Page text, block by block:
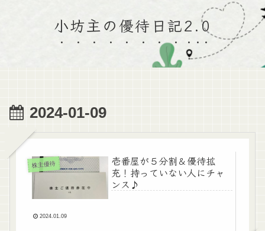
小坊主の優待日記2.0
2024-01-09
株主優待
壱番屋が５分割＆優待拡
充！持っていない人にチャ
ンス♪
2024.01.09